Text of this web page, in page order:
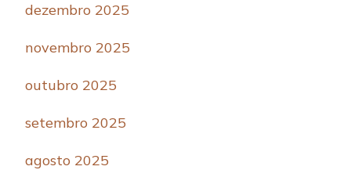
dezembro 2025
novembro 2025
outubro 2025
setembro 2025
agosto 2025